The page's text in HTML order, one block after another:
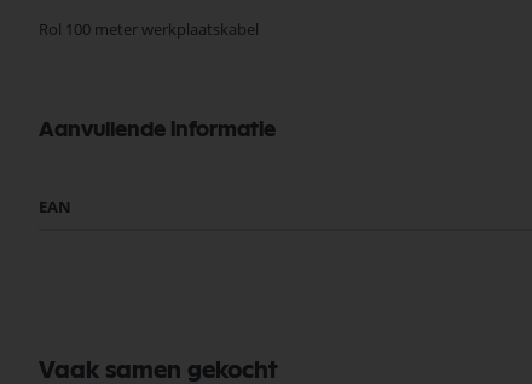
Rol 100 meter werkplaatskabel
Aanvullende informatie
Meer
EAN
Vaak samen gekocht